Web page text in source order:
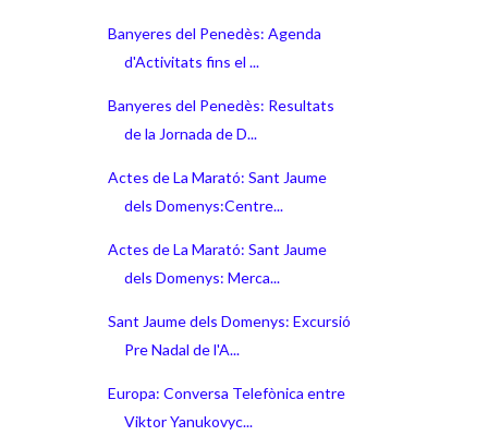
Banyeres del Penedès: Agenda
d'Activitats fins el ...
Banyeres del Penedès: Resultats
de la Jornada de D...
Actes de La Marató: Sant Jaume
dels Domenys:Centre...
Actes de La Marató: Sant Jaume
dels Domenys: Merca...
Sant Jaume dels Domenys: Excursió
Pre Nadal de l'A...
Europa: Conversa Telefònica entre
Viktor Yanukovyc...